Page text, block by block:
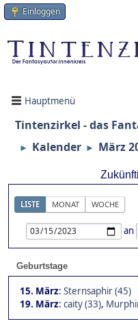
Einloggen
Hauptmenü
Tintenzirkel - das
► Kalender ► März
LISTE MONAT WOCHE
an
Geburtstage
15. März: Sternsaphir (45)
19. März: caity (33),